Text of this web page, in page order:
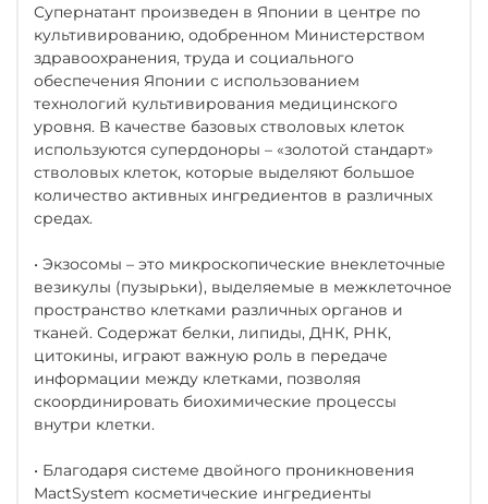
Супернатант произведен в Японии в центре по
культивированию, одобренном Министерством
здравоохранения, труда и социального
обеспечения Японии с использованием
технологий культивирования медицинского
уровня. В качестве базовых стволовых клеток
используются супердоноры – «золотой стандарт»
стволовых клеток, которые выделяют большое
количество активных ингредиентов в различных
средах.
• Экзосомы – это микроскопические внеклеточные
везикулы (пузырьки), выделяемые в межклеточное
пространство клетками различных органов и
тканей. Содержат белки, липиды, ДНК, РНК,
цитокины, играют важную роль в передаче
информации между клетками, позволяя
скоординировать биохимические процессы
внутри клетки.
• Благодаря системе двойного проникновения
MactSystem косметические ингредиенты